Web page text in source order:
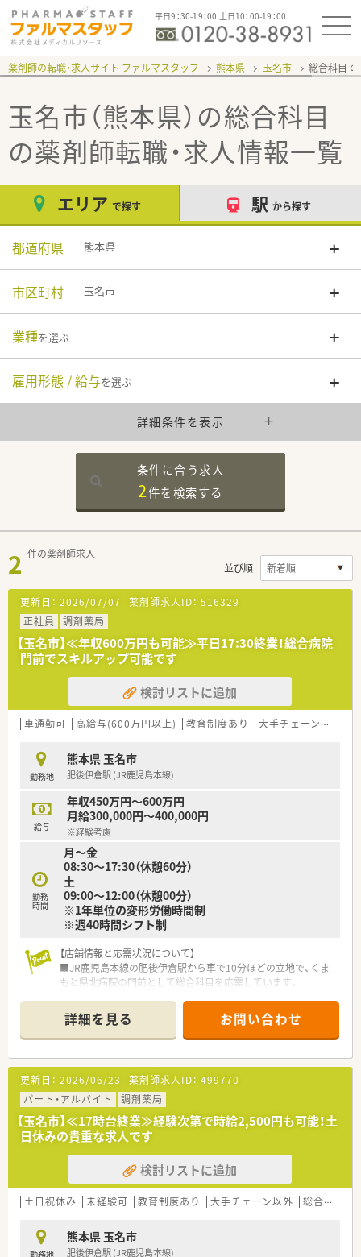
平日9：30-19：00 土日10：00-19：00
薬剤師の転職・求人サイト ファルマスタッフ 熊本県 玉名市 総合科目
玉名市（熊本県）の総合科目
の薬剤師転職・求人情報一覧
エリア で探す 駅 から探す
都道府県 熊本県
市区町村 玉名市
業種を選ぶ
雇用形態 / 給与を選ぶ
詳細条件を表示
条件に合う求人
2件を検索する
2 件の薬剤師求人
並び順
更新日： 2026/07/07 薬剤師求人ID： 516329
正社員
調剤薬局
【玉名市】≪年収600万円も可能≫平日17:30終業！総合病院
門前でスキルアップ可能です
検討リストに追加
車通勤可 高給与(600万円以上) 教育制度あり 大手チェーン以外
勤務地
熊本県 玉名市
肥後伊倉駅 (JR鹿児島本線)
給与
年収450万円～600万円
月給300,000円～400,000円
※経験考慮
勤務
時間
月～金
08:30～17:30（休憩60分）
土
09:00～12:00（休憩00分）
※1年単位の変形労働時間制
※週40時間シフト制
【店舗情報と応需状況について】
■JR鹿児島本線の肥後伊倉駅から車で10分ほどの立地で、くま
もと県北病院の門前として総合科目を応需しています。
名と事務員3名の体制で協力して業務を行っています。
■総合病院からの幅広い処方箋を取り扱っているため、高度な専
門知識を維持しながら臨床経験を積むことが可能です。
【法人特徴について】
■創業40年を超え、福岡を中心にドラッグストアと調剤薬局を
100店舗近く展開する地域密着型の地場チェーンです。
■地域医療のサポートをビジョンに掲げ、健康セミナーやスポー
ツイベントを通じて住民の健康増進に寄与しています。
■「健康経営優良法人ホワイト500」に5年連続で認定されてお
り、社員の心身の健康を戦略的に実践している企業です。
【こんな取り組みをしています】
■最新のAIロボット導入による非対面での処方薬受け取り装置
■「NO残業DAY」の設置や有給取得の奨励など、ホワイト500認
定企業として社員の働きやすさを追求し続けています。
詳細を見る お問い合わせ
更新日： 2026/06/23 薬剤師求人ID： 499770
パート・アルバイト
調剤薬局
【玉名市】≪17時台終業≫経験次第で時給2,500円も可能！土
日休みの貴重な求人です
検討リストに追加
土日祝休み 未経験可 教育制度あり 大手チェーン以外 総合科目
勤務地
熊本県 玉名市
肥後伊倉駅 (JR鹿児島本線)